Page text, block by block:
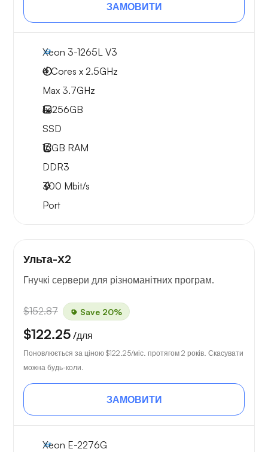
ЗАМОВИТИ
Xeon 3-1265L V3
4 Cores x 2.5GHz
Max 3.7GHz
1x256GB
SSD
16GB RAM
DDR3
300 Mbit/s
Port
Ульта-Х2
Гнучкі сервери для різноманітних програм.
$152.87 Save 20%
$122.25 /для
Поновлюється за ціною $122.25/міс. протягом 2 років. Скасувати
можна будь-коли.
ЗАМОВИТИ
Xeon E-2276G